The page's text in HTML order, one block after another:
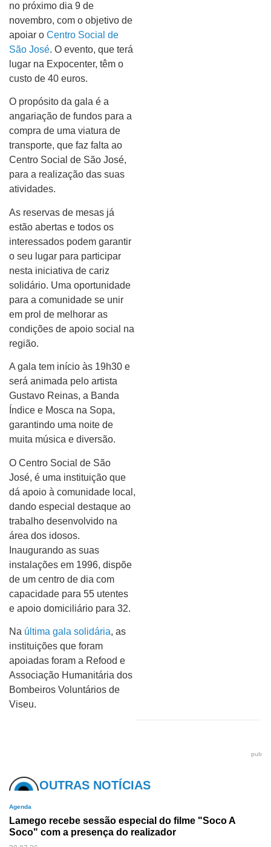
no próximo dia 9 de
novembro, com o objetivo de
apoiar o Centro Social de
São José. O evento, que terá
lugar na Expocenter, têm o
custo de 40 euros.
O propósito da gala é a
angariação de fundos para a
compra de uma viatura de
transporte, que faz falta ao
Centro Social de São José,
para a realização das suas
atividades.
As reservas de mesas já
estão abertas e todos os
interessados podem garantir
o seu lugar para participar
nesta iniciativa de cariz
solidário. Uma oportunidade
para a comunidade se unir
em prol de melhorar as
condições de apoio social na
região.
A gala tem início às 19h30 e
será animada pelo artista
Gustavo Reinas, a Banda
Índice e Mosca na Sopa,
garantindo uma noite de
muita música e diversão.
O Centro Social de São
José, é uma instituição que
dá apoio à comunidade local,
dando especial destaque ao
trabalho desenvolvido na
área dos idosos.
Inaugurando as suas
instalações em 1996, dispõe
de um centro de dia com
capacidade para 55 utentes
e apoio domiciliário para 32.
Na última gala solidária, as
instituições que foram
apoiadas foram a Refood e
Associação Humanitária dos
Bombeiros Voluntários de
Viseu.
pub
OUTRAS NOTÍCIAS
Agenda
Lamego recebe sessão especial do filme "Soco A
Soco" com a presença do realizador